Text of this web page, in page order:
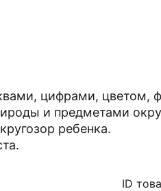
цифрами, цветом,
и предметами
ребенка.
ID